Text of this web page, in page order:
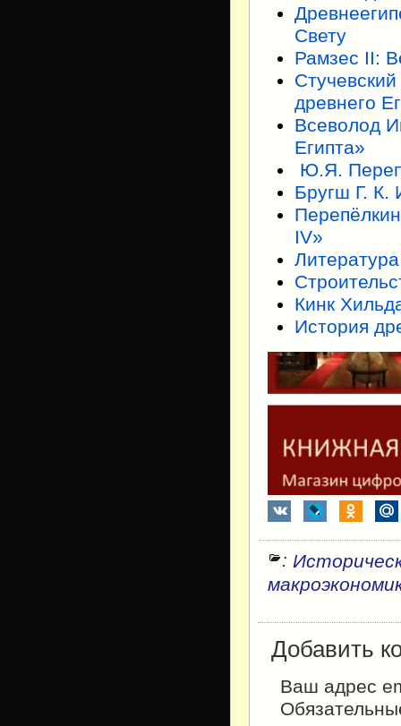
Свету
Рамзес II:
древнего
Всеволод
Египта»
Ю.Я.
Бругш Г. К.
IV»
Кинк
История
:
Добавить
Ваш адрес